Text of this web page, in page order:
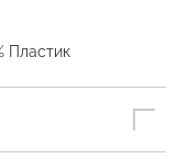
Пластик